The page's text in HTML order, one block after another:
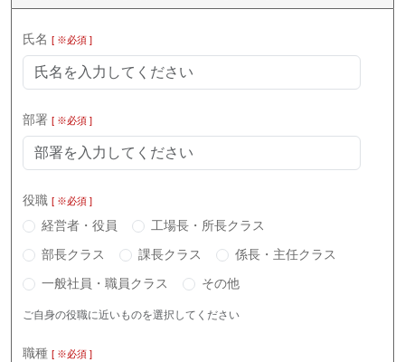
氏名 [ ※必須 ]
部署 [ ※必須 ]
役職 [ ※必須 ]
経営者・役員
工場長・所長クラス
部長クラス
課長クラス
係長・主任クラス
一般社員・職員クラス
その他
ご自身の役職に近いものを選択してください
職種 [ ※必須 ]